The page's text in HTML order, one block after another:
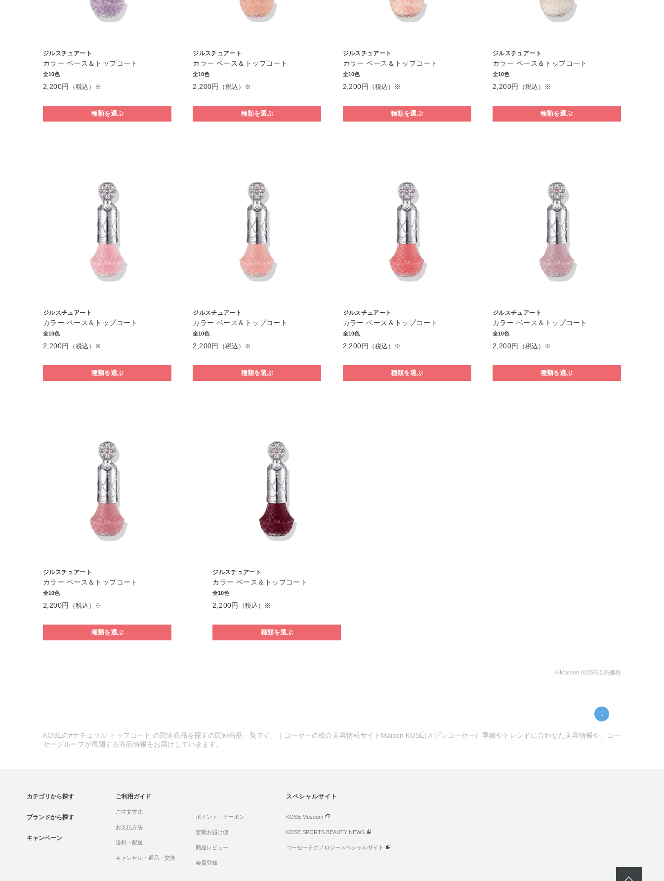
ジルスチュアート
カラー ベース＆トップコート
全10色
2,200円 （税込）※
種類を選ぶ
ジルスチュアート
カラー ベース＆トップコート
全10色
2,200円 （税込）※
種類を選ぶ
ジルスチュアート
カラー ベース＆トップコート
全10色
2,200円 （税込）※
種類を選ぶ
ジルスチュアート
カラー ベース＆トップコート
全10色
2,200円 （税込）※
種類を選ぶ
ジルスチュアート
カラー ベース＆トップコート
全10色
2,200円 （税込）※
種類を選ぶ
ジルスチュアート
カラー ベース＆トップコート
全10色
2,200円 （税込）※
種類を選ぶ
ジルスチュアート
カラー ベース＆トップコート
全10色
2,200円 （税込）※
種類を選ぶ
ジルスチュアート
カラー ベース＆トップコート
全10色
2,200円 （税込）※
種類を選ぶ
ジルスチュアート
カラー ベース＆トップコート
全10色
2,200円 （税込）※
種類を選ぶ
ジルスチュアート
カラー ベース＆トップコート
全10色
2,200円 （税込）※
種類を選ぶ
※Maison KOSÉ販売価格
1
KOSEの#ナチュラル トップコート の関連商品を探すの関連商品一覧です。｜コーセーの総合美容情報サイトMaison KOSÉ(メゾンコーセー) -季節やトレンドに合わせた美容情報や、コー
セーグループが展開する商品情報をお届けしていきます。
カテゴリから探す
ブランドから探す
キャンペーン
ご利用ガイド
ご注文方法
お支払方法
送料・配送
キャンセル・返品・交換
ポイント・クーポン
定期お届け便
商品レビュー
会員登録
スペシャルサイト
KOSE Museum
KOSE SPORTS BEAUTY NEWS
コーセーテクノロジースペシャルサイト